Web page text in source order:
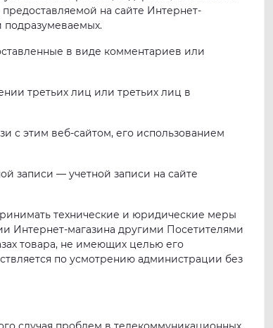
на сайте Интернет-
подразумеваемых.
в виде комментариев или
третьих лиц или третьих лиц в
с этим веб-сайтом, его использованием
записи — учетной записи на сайте
технические и юридические меры
Интернет-магазина другими Посетителями
товара, не имеющих целью его
по усмотрению администрации без